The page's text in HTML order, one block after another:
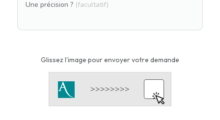
Une précision ? (facultatif)
Glissez l'image pour envoyer votre demande